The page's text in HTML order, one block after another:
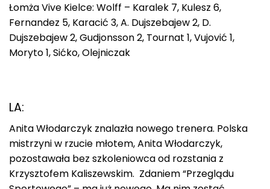
Łomża Vive Kielce: Wolff – Karalek 7, Kulesz 6,
Fernandez 5, Karacić 3, A. Dujszebajew 2, D.
Dujszebajew 2, Gudjonsson 2, Tournat 1, Vujović 1,
Moryto 1, Sićko, Olejniczak
LA:
Anita Włodarczyk znalazła nowego trenera. Polska
mistrzyni w rzucie młotem, Anita Włodarczyk,
pozostawała bez szkoleniowca od rozstania z
Krzysztofem Kaliszewskim. Zdaniem “Przeglądu